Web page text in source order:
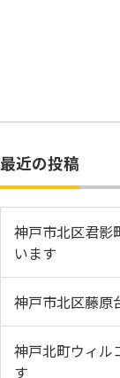
最近の投稿
神戸市北区君
います
神戸市北区藤
神戸北町ウィ
す